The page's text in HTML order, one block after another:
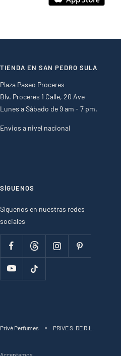
TIENDA EN SAN PEDRO SULA
Plaza Paseo Proceres
Blv. Proceres 1 Calle, 20 Ave
Lunes a Sábado de 9 am - 7 pm.
Envios a nivel nacional
SÍGUENOS
Síguenos en nuestras redes
sociales
Privé Perfumes PRIVE S. DE R.L.